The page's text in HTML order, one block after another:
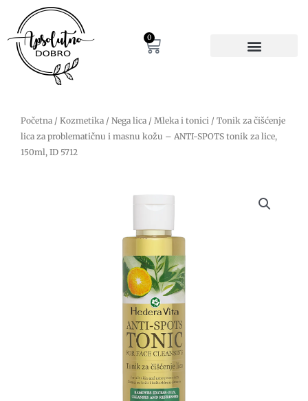
sadržaj
0
Cart
Početna / Kozmetika / Nega lica / Mleka i tonici / Tonik za čišćenje
lica za problematičnu i masnu kožu – ANTI-SPOTS tonik za lice,
150ml, ID 5712